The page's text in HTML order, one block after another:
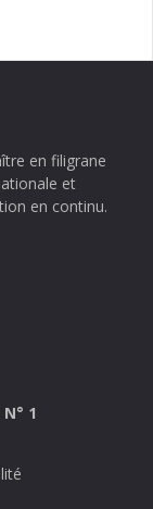
en filigrane
et
en continu.
1